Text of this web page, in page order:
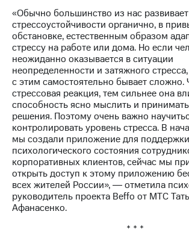
облигаций
Описание
Еврооблигации-2023
Уведомление
о
погашении
именных
облигаций
Другое
Регистратор
Реквизиты
Контакты
развитие
деловая этика
На главную
«Обычно большинство из нас
стрессоустойчивости органично, в
обстановке, естественным образом
стрессу на работе или дома. Но если
неожиданно оказывается в ситуации
неопределенности и затяжного
с этим самостоятельно бывает сложно.
стрессовая реакция, тем сильнее она
способность ясно мыслить и
решения. Поэтому очень важно
контролировать уровень стресса. В
мы создали приложение для поддержки
психологического состояния
корпоративных клиентов, сейчас мы
открыть доступ к этому приложению
всех жителей России», ― отметила
руководитель проекта Beffo от МТС
Афанасенко.